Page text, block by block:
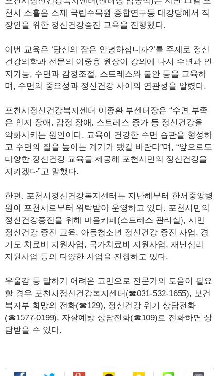
천시 소흘읍 소재 국립수목원 종합연구동 대강당에서 직
장인을 위한 정신건강증진 교육을 진행했다.
이번 교육은 ‘당신의 잠은 안녕하십니까?’를 주제로 정신
건강의학과 전문의 이중용 원장이 강의에 나서 수면과 인
지기능, 수면과 감정조절, 스트레스와 불안 등을 교육하
며, 수면의 중요성과 정신건강 사이의 연관성을 알렸다.
포천시정신건강복지센터 이종환 부센터장은 “수면 부족
은 인지 장애, 감정 장애, 스트레스 증가 등 정신건강을
악화시키는 원인이다. 교육이 건강한 수면 습관을 형성하
고 수면의 질을 높이는 계기가 됐길 바란다”며, “앞으로도
다양한 정신건강 교육을 제공해 포천시민의 정신건강을
지키겠다”고 말했다.
한편, 포천시정신건강복지센터는 지난해부터 한서중앙병
원이 포천시로부터 위탁받아 운영하고 있다. 포천시민의
정신건강증진을 위해 마음카페(스트레스 관리실), 시민
정신건강 증진 교육, 아동청소년 정신건강 증진 사업, 경
기도 치료비 지원사업, 국가치료비 지원사업, 재난심리
지원사업 등의 다양한 사업을 진행하고 있다.
우울감 등 말하기 어려운 고민으로 전문가의 도움이 필요
할 경우 포천시정신건강복지센터(☎031-532-1655), 보건
복지부 희망의 전화(☎129), 정신건강 위기 상담전화
(☎1577-0199), 자살예방 상담전화(☎109)로 전화하면 상
담받을 수 있다.